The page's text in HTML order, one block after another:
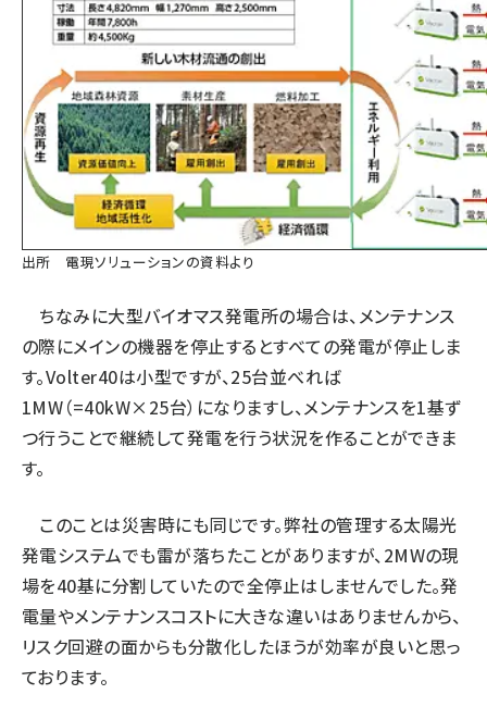
出所 電現ソリューションの資料より
ちなみに大型バイオマス発電所の場合は、メンテナンス
の際にメインの機器を停止するとすべての発電が停止しま
す。Volter40は小型ですが、25台並べれば
1MW（=40kW×25台）になりますし、メンテナンスを1基ず
つ行うことで継続して発電を行う状況を作ることができま
す。
このことは災害時にも同じです。弊社の管理する太陽光
発電システムでも雷が落ちたことがありますが、2MWの現
場を40基に分割していたので全停止はしませんでした。発
電量やメンテナンスコストに大きな違いはありませんから、
リスク回避の面からも分散化したほうが効率が良いと思っ
ております。